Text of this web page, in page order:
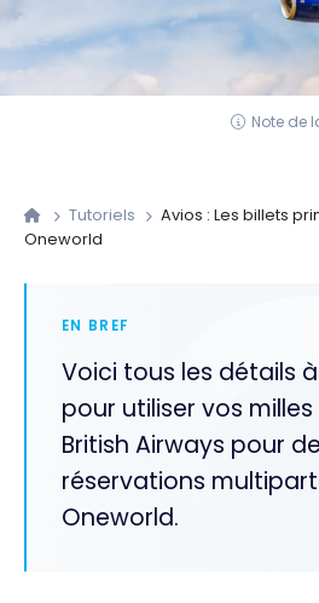
Note de
Tutoriels
Avios : Les billets
Oneworld
EN BREF
Voici tous les détails
pour utiliser vos
British Airways pour
réservations
Oneworld.